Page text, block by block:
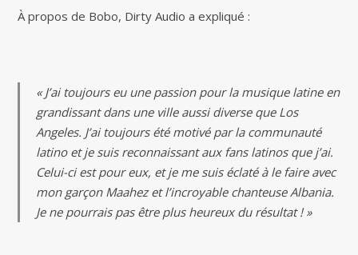
À propos de Bobo, Dirty Audio a expliqué :
« J’ai toujours eu une passion pour la musique latine en
grandissant dans une ville aussi diverse que Los
Angeles. J’ai toujours été motivé par la communauté
latino et je suis reconnaissant aux fans latinos que j’ai.
Celui-ci est pour eux, et je me suis éclaté à le faire avec
mon garçon Maahez et l’incroyable chanteuse Albania.
Je ne pourrais pas être plus heureux du résultat ! »